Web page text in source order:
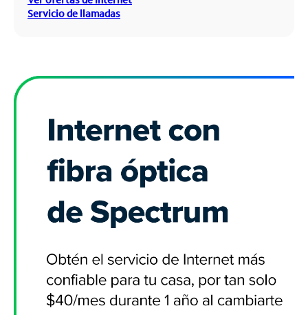
Servicio de llamadas